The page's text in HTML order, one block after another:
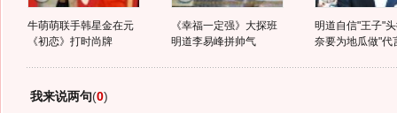
牛萌萌联手韩星金在元
《初恋》打时尚牌
《幸福一定强》大探班
明道李易峰拼帅气
明道自信"王子"
奈要为地瓜做"代
我来说两句(0)